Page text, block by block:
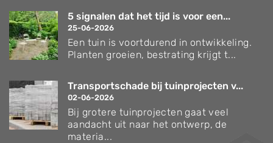
5 signalen dat het tijd is voor een...
25-06-2026
Een tuin is voortdurend in ontwikkeling.
Planten groeien, bestrating krijgt t...
Transportschade bij tuinprojecten v...
02-06-2026
Bij grotere tuinprojecten gaat veel
aandacht uit naar het ontwerp, de
materia...